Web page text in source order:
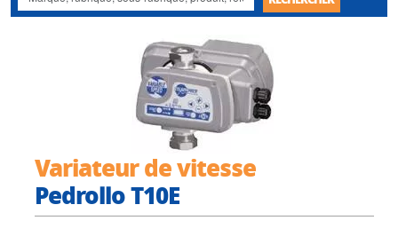
Variateur de vitesse
Pedrollo T10E